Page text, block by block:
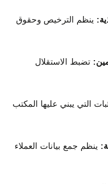
ينظم الترخيص وحقوق
تضبط الاستقلال
التي يبني عليها المكتب
ينظم جمع بيانات العملاء